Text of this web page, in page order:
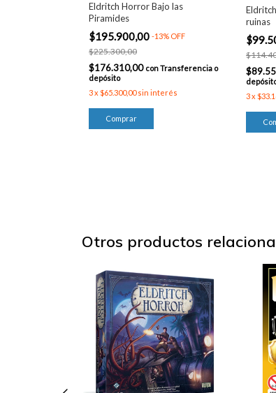
Eldritch Horror Bajo las
Piramides
$195.900,00 -13% OFF
$225.300,00
$176.310,00 conTransferencia o
depósito
3x $65.300,00 sin interés
ruinas
3x
Otros productos